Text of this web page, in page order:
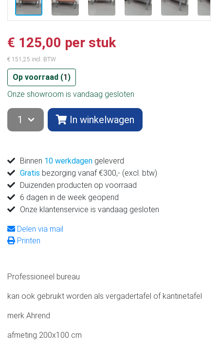
€ 125,00 per stuk
€ 151,25 incl. BTW
Op voorraad (1)
Onze showroom is vandaag gesloten
In winkelwagen
Binnen 10 werkdagen geleverd
Gratis bezorging vanaf €300,- (excl. btw)
Duizenden producten op voorraad
6 dagen in de week geopend
Onze klantenservice is vandaag gesloten
Delen via mail
Printen
Professioneel bureau
kan ook gebruikt worden als vergadertafel of kantinetafel
merk Ahrend
afmeting 200x100 cm